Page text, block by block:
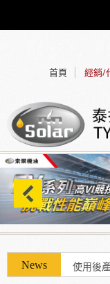
首頁 經銷/
使用後